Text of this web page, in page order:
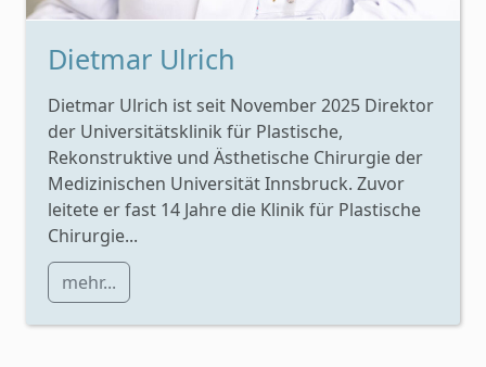
Dietmar Ulrich
Dietmar Ulrich ist seit November 2025 Direktor
der Universitätsklinik für Plastische,
Rekonstruktive und Ästhetische Chirurgie der
Medizinischen Universität Innsbruck. Zuvor
leitete er fast 14 Jahre die Klinik für Plastische
Chirurgie...
mehr...